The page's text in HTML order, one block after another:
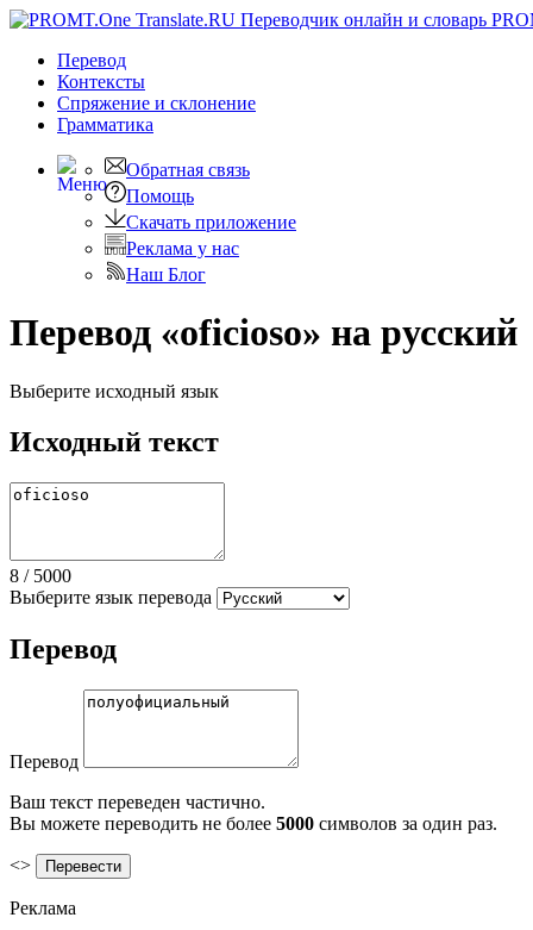
Перевод
Контексты
Спряжение и склонение
Грамматика
Обратная связь
Помощь
Скачать приложение
Реклама у нас
Наш Блог
Перевод «oficioso» на русский
Выберите исходный язык
Исходный текст
8 / 5000
Выберите язык перевода
Перевод
Перевод
Ваш текст переведен частично.
Вы можете переводить не более 5000 символов за один раз.
<>
Реклама